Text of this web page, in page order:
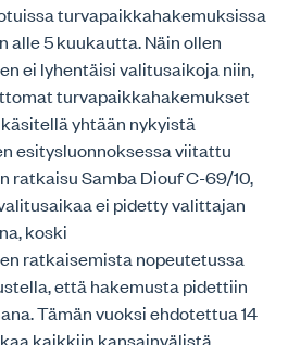
turvapaikkahakemuksissa
alle 5 kuukautta. Näin ollen
ei lyhentäisi valitusaikoja niin,
turvapaikkahakemukset
yhtään nykyistä
esitysluonnoksessa viitattu
ratkaisu Samba Diouf C-69/10,
ei pidetty valittajan
koski
ratkaisemista nopeutetussa
että hakemusta pidettiin
Tämän vuoksi ehdotettua 14
kaikkiin kansainvälistä